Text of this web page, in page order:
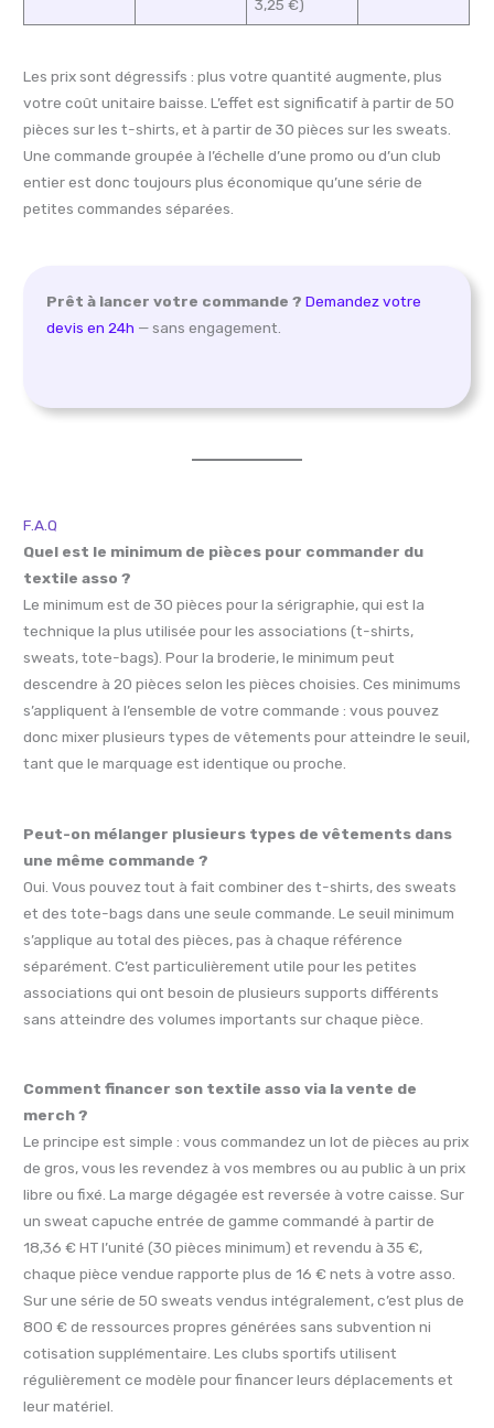
3,25 €)
Les prix sont dégressifs : plus votre quantité augmente, plus
votre coût unitaire baisse. L’effet est significatif à partir de 50
pièces sur les t-shirts, et à partir de 30 pièces sur les sweats.
Une commande groupée à l’échelle d’une promo ou d’un club
entier est donc toujours plus économique qu’une série de
petites commandes séparées.
Prêt à lancer votre commande ? Demandez votre
devis en 24h — sans engagement.
F.A.Q
Quel est le minimum de pièces pour commander du
textile asso ?
Le minimum est de 30 pièces pour la sérigraphie, qui est la
technique la plus utilisée pour les associations (t-shirts,
sweats, tote-bags). Pour la broderie, le minimum peut
descendre à 20 pièces selon les pièces choisies. Ces minimums
s’appliquent à l’ensemble de votre commande : vous pouvez
donc mixer plusieurs types de vêtements pour atteindre le seuil,
tant que le marquage est identique ou proche.
Peut-on mélanger plusieurs types de vêtements dans
une même commande ?
Oui. Vous pouvez tout à fait combiner des t-shirts, des sweats
et des tote-bags dans une seule commande. Le seuil minimum
s’applique au total des pièces, pas à chaque référence
séparément. C’est particulièrement utile pour les petites
associations qui ont besoin de plusieurs supports différents
sans atteindre des volumes importants sur chaque pièce.
Comment financer son textile asso via la vente de
merch ?
Le principe est simple : vous commandez un lot de pièces au prix
de gros, vous les revendez à vos membres ou au public à un prix
libre ou fixé. La marge dégagée est reversée à votre caisse. Sur
un sweat capuche entrée de gamme commandé à partir de
18,36 € HT l’unité (30 pièces minimum) et revendu à 35 €,
chaque pièce vendue rapporte plus de 16 € nets à votre asso.
Sur une série de 50 sweats vendus intégralement, c’est plus de
800 € de ressources propres générées sans subvention ni
cotisation supplémentaire. Les clubs sportifs utilisent
régulièrement ce modèle pour financer leurs déplacements et
leur matériel.